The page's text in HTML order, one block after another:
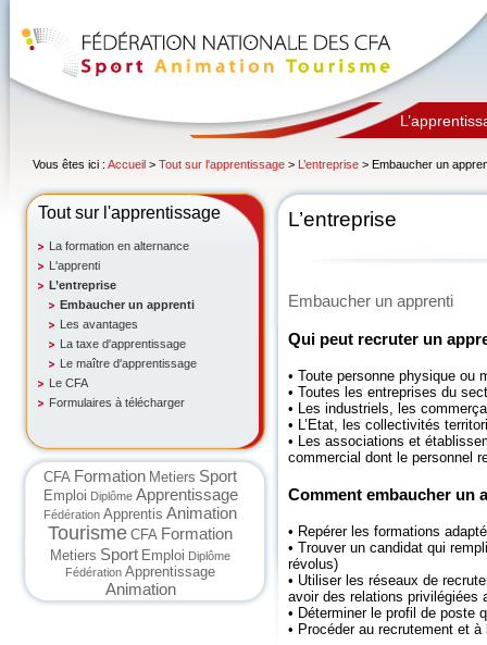
Vous êtes ici : Accueil > Tout sur l'apprentissage > L’entreprise > Embaucher un
Tout sur l'apprentissage
La formation en alternance
L'apprenti
L’entreprise
Embaucher un apprenti
Les avantages
La taxe d'apprentissage
Le maître d'apprentissage
Le CFA
Formulaires à télécharger
CFA Formation Metiers Sport
Emploi Diplôme Apprentissage
Fédération Apprentis Animation
Tourisme CFA Formation
Metiers Sport Emploi Diplôme
Fédération Apprentissage
Animation
L’entreprise
Embaucher un apprenti
Qui peut recruter un
• Toute personne physique ou
• Toutes les entreprises du
• Les industriels, les
• L’Etat, les collectivités
• Les associations et
commercial dont le personnel
Comment embaucher un
• Repérer les formations
• Trouver un candidat qui
révolus)
• Utiliser les réseaux de
avoir des relations privilégiées
• Déterminer le profil de poste
• Procéder au recrutement et